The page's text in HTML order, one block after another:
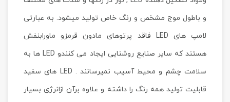
و باطول موج مشخص و رنگ خاص تولید میشود. به عبارتی
لامپ های LED فاقد پرتوهای مادون قرمزو ماورابنفش
هستند که سایر صنایع روشنایی ایجاد می کنندو LED ها به
سلامت چشم و محیط آسیب نمیرسانند . LED های سفید
قابلیت تولید همه رنگ را داشته و علاوه برآن ازانرژی بسیار